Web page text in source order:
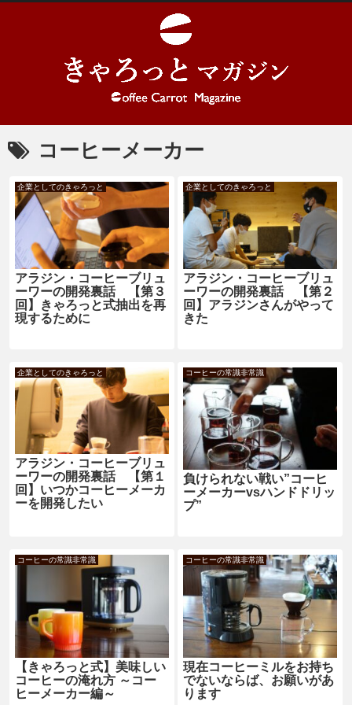
コーヒーメーカー
企業としてのきゃろっと
アラジン・コーヒーブリュ
ーワーの開発裏話 【第３
回】きゃろっと式抽出を再
現するために
企業としてのきゃろっと
アラジン・コーヒーブリュ
ーワーの開発裏話 【第２
回】アラジンさんがやって
きた
企業としてのきゃろっと
アラジン・コーヒーブリュ
ーワーの開発裏話 【第１
回】いつかコーヒーメーカ
ーを開発したい
コーヒーの常識非常識
負けられない戦い”コーヒ
ーメーカーvsハンドドリッ
プ”
コーヒーの常識非常識
【きゃろっと式】美味しい
コーヒーの淹れ方 ～コー
ヒーメーカー編～
コーヒーの常識非常識
現在コーヒーミルをお持ち
でないならば、お願いがあ
ります